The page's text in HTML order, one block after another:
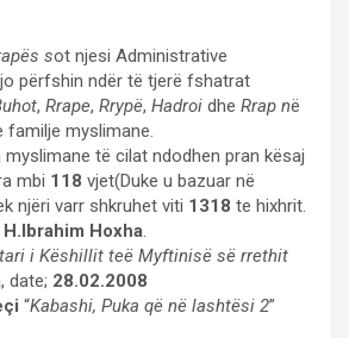
sot njesi Administrative
përfshin ndër të tjerë fshatrat
, Rrape, Rrypë, Hadroi dhe Rrap në
familje myslimane.
të cilat ndodhen pran kësaj
mbi 118 vjet(Duke u bazuar në
njëri varr shkruhet viti 1318 te hixhrit.
H.Ibrahim Hoxha.
i Këshillit teë Myftinisë së rrethit
, date; 28.02.2008
“Kabashi, Puka që në lashtësi 2”